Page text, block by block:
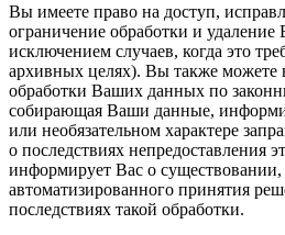
Вы имеете право на доступ,
ограничение обработки и
исключением случаев, когда это
архивных целях). Вы также можете
обработки Ваших данных по
собирающая Ваши данные,
или необязательном характере
о последствиях непредоставления
информирует Вас о
автоматизированного принятия
последствиях такой обработки.